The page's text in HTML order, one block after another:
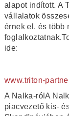
alapot indított. A
vállalatok
érnek el, és több
ide:
www.triton-
A Nalka-rólA
piacvezető kis-